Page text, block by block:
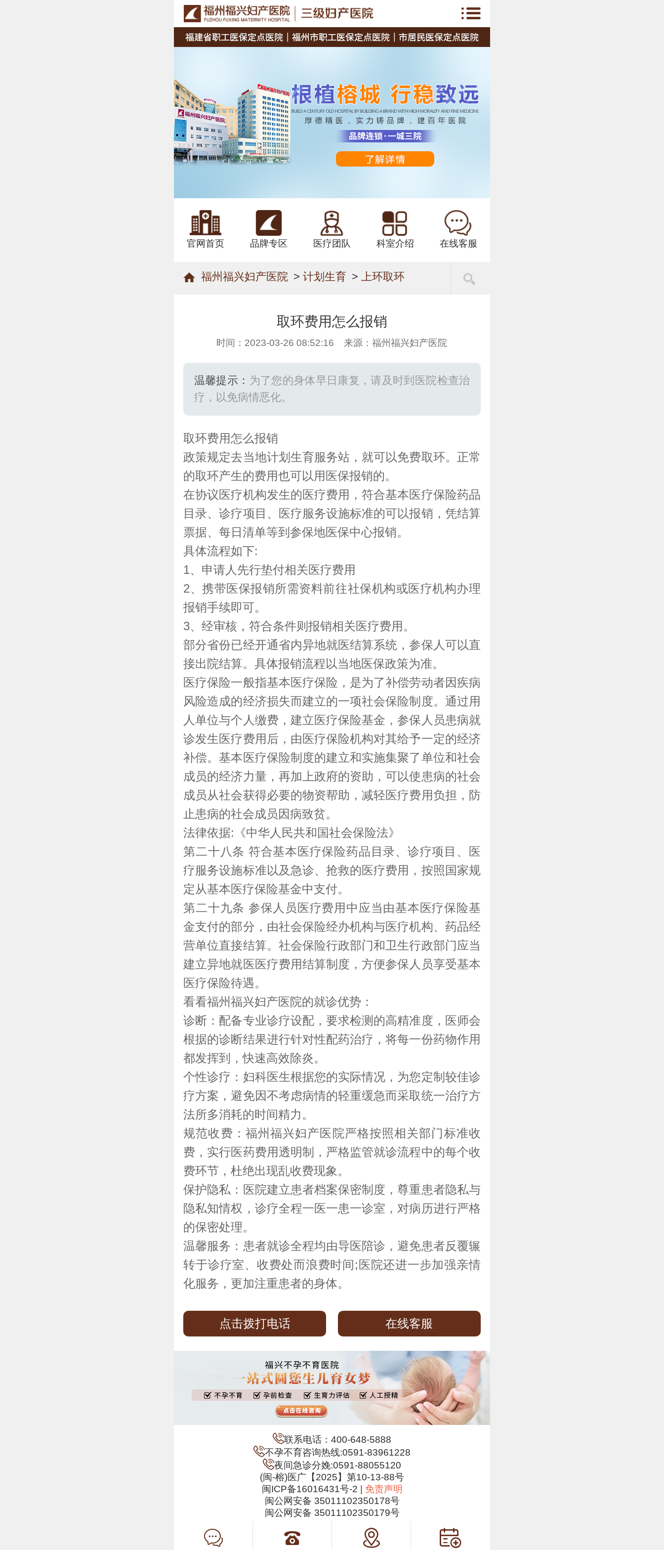
官网首页 品牌专区 医疗团队 科室介绍 在线客服
福州福兴妇产医院 > 计划生育 > 上环取环
取环费用怎么报销
时间：2023-03-26 08:52:16 来源：福州福兴妇产医院
温馨提示： 为了您的身体早日康复，请及时到医院检查治
疗，以免病情恶化。
取环费用怎么报销
政策规定去当地计划生育服务站，就可以免费取环。正常
的取环产生的费用也可以用医保报销的。
在协议医疗机构发生的医疗费用，符合基本医疗保险药品
目录、诊疗项目、医疗服务设施标准的可以报销，凭结算
票据、每日清单等到参保地医保中心报销。
具体流程如下:
1、申请人先行垫付相关医疗费用
2、携带医保报销所需资料前往社保机构或医疗机构办理
报销手续即可。
3、经审核，符合条件则报销相关医疗费用。
部分省份已经开通省内异地就医结算系统，参保人可以直
接出院结算。具体报销流程以当地医保政策为准。
医疗保险一般指基本医疗保险，是为了补偿劳动者因疾病
风险造成的经济损失而建立的一项社会保险制度。通过用
人单位与个人缴费，建立医疗保险基金，参保人员患病就
诊发生医疗费用后，由医疗保险机构对其给予一定的经济
补偿。基本医疗保险制度的建立和实施集聚了单位和社会
成员的经济力量，再加上政府的资助，可以使患病的社会
成员从社会获得必要的物资帮助，减轻医疗费用负担，防
止患病的社会成员因病致贫。
法律依据:《中华人民共和国社会保险法》
第二十八条 符合基本医疗保险药品目录、诊疗项目、医
疗服务设施标准以及急诊、抢救的医疗费用，按照国家规
定从基本医疗保险基金中支付。
第二十九条 参保人员医疗费用中应当由基本医疗保险基
金支付的部分，由社会保险经办机构与医疗机构、药品经
营单位直接结算。社会保险行政部门和卫生行政部门应当
建立异地就医医疗费用结算制度，方便参保人员享受基本
医疗保险待遇。
看看福州福兴妇产医院的就诊优势：
诊断：配备专业诊疗设配，要求检测的高精准度，医师会
根据的诊断结果进行针对性配药治疗，将每一份药物作用
都发挥到，快速高效除炎。
个性诊疗：妇科医生根据您的实际情况，为您定制较佳诊
疗方案，避免因不考虑病情的轻重缓急而采取统一治疗方
法所多消耗的时间精力。
规范收费：福州福兴妇产医院严格按照相关部门标准收
费，实行医药费用透明制，严格监管就诊流程中的每个收
费环节，杜绝出现乱收费现象。
保护隐私：医院建立患者档案保密制度，尊重患者隐私与
隐私知情权，诊疗全程一医一患一诊室，对病历进行严格
的保密处理。
温馨服务：患者就诊全程均由导医陪诊，避免患者反覆辗
转于诊疗室、收费处而浪费时间;医院还进一步加强亲情
化服务，更加注重患者的身体。
点击拨打电话 在线客服
联系电话：400-648-5888
不孕不育咨询热线:0591-83961228
夜间急诊分娩:0591-88055120
(闽-榕)医广【2025】第10-13-88号
闽ICP备16016431号-2
免责声明
闽公网安备 35011102350178号
闽公网安备 35011102350179号